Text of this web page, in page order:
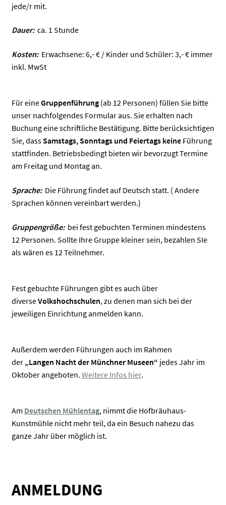
jede/r mit.
Dauer:ca. 1 Stunde
Kosten: Erwachsene: 6,- € / Kinder und Schüler: 3,- € immer
inkl. MwSt
Für eineGruppenführung(ab 12 Personen) füllen Sie bitte
unser nachfolgendes Formular aus. Sie erhalten nach
Buchung eine schriftliche Bestätigung. Bitte berücksichtigen
Sie, dassSamstags, Sonntags und Feiertags keine Führung
stattfinden. Betriebsbedingt bieten wir bevorzugt Termine
am Freitag und Montag an.
Sprache:Die Führung findet auf Deutsch statt. ( Andere
Sprachen können vereinbart werden.)
Gruppengröße:bei fest gebuchten Terminen mindestens
12 Personen. Sollte Ihre Gruppe kleiner sein, bezahlen SIe
als wären es 12 Teilnehmer.
Fest gebuchte Führungen gibt es auch über
diverseVolkshochschulen, zu denen man sich bei der
jeweiligen Einrichtung anmelden kann.
Außerdem werden Führungen auch im Rahmen
der „Langen Nacht der Münchner Museen“ jedes Jahr im
Oktober angeboten. Weitere Infos hier.
Am Deutschen Mühlentag, nimmt die Hofbräuhaus-
Kunstmühle nicht mehr teil, da ein Besuch nahezu das
ganze Jahr über möglich ist.
ANMELDUNG